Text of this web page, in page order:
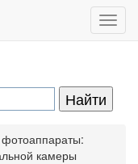
камеры